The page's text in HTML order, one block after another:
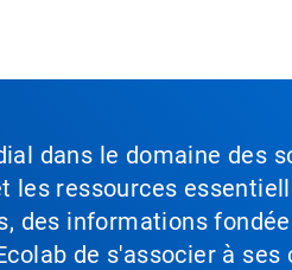
dans le domaine des
les ressources
des informations
de s'associer à